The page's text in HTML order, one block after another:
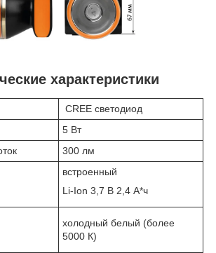
характеристики
CREE светодиод
5 Вт
300 лм
встроенный
Li-Ion 3,7 В 2,4 А*ч
холодный белый (более
5000 К)